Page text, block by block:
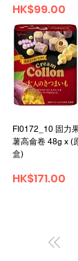
Price
HK$99.00
FI0172_10 固力
薯高侖卷 48g x (
盒)
Price
HK$171.00